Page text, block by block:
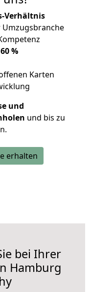
Verhältnis
Umzugsbranche
%
Karten
und
und bis zu
erhalten
bei Ihrer
Hamburg